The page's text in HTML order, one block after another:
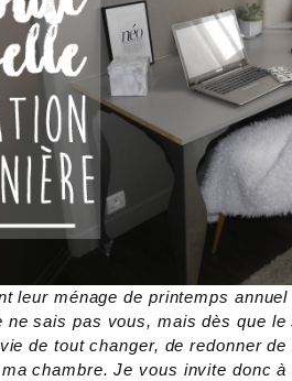
leur ménage de printemps
ne sais pas vous, mais dès que
de tout changer, de redonner
chambre. Je vous invite donc